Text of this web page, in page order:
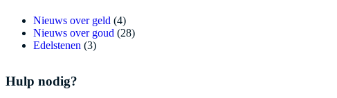
Nieuws over geld (4)
Nieuws over goud (28)
Edelstenen (3)
Hulp nodig?